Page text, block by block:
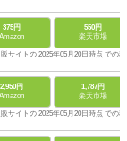
375円
Amazon
550円
楽天市場
サイトの 2025年05月20日時点 での税
2,950円
Amazon
1,787円
楽天市場
サイトの 2025年05月20日時点 での税